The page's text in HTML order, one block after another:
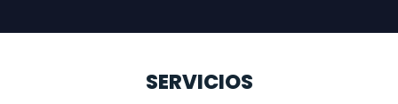
SERVICIOS